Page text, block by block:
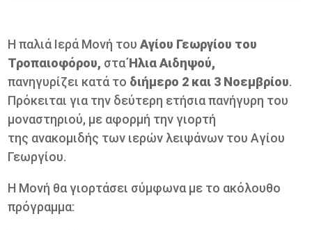
Η παλιά Ιερά Μονή του Αγίου Γεωργίου του
Τροπαιοφόρου, σταΉλια Αιδηψού,
πανηγυρίζει κατά το διήμερο 2 και 3 Νοεμβρίου.
Πρόκειται για την δεύτερη ετήσια πανήγυρη του
μοναστηριού, με αφορμή την γιορτή
της ανακομιδής των ιερών λειψάνων του Αγίου
Γεωργίου.
Η Μονή θα γιορτάσει σύμφωνα με το ακόλουθο
πρόγραμμα: